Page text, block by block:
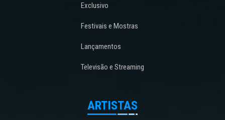
Exclusivo
Festivais e Mostras
Lançamentos
Televisão e Streaming
ARTISTAS